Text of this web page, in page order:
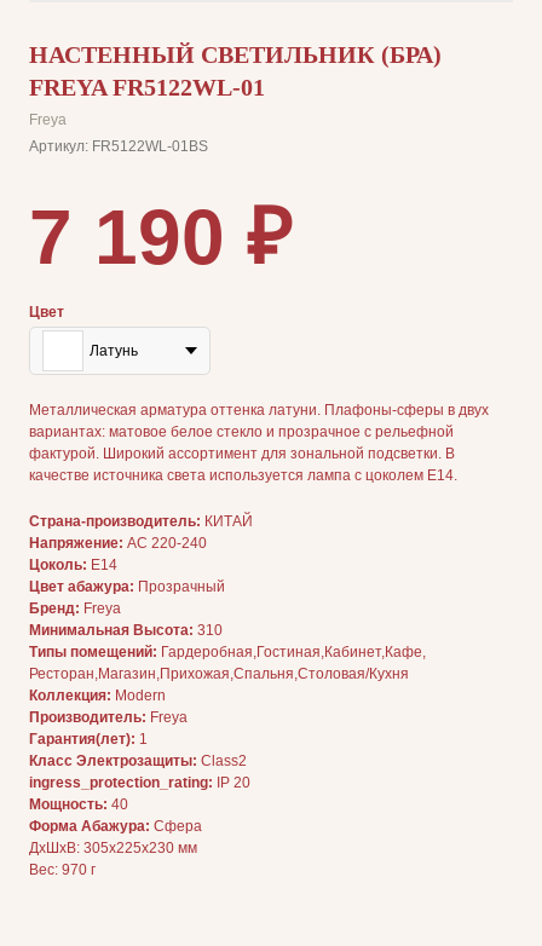
НАСТЕННЫЙ СВЕТИЛЬНИК (БРА)
FREYA FR5122WL-01
Freya
Артикул: FR5122WL-01BS
7 190 ₽
Цвет
Латунь
Металлическая арматура оттенка латуни. Плафоны-сферы в двух
вариантах: матовое белое стекло и прозрачное с рельефной
фактурой. Широкий ассортимент для зональной подсветки. В
качестве источника света используется лампа с цоколем Е14.
Страна-производитель: КИТАЙ
Напряжение: AC 220-240
Цоколь: E14
Цвет абажура: Прозрачный
Бренд: Freya
Минимальная Высота: 310
Типы помещений: Гардеробная,Гостиная,Кабинет,Кафе,
Ресторан,Магазин,Прихожая,Спальня,Столовая/Кухня
Коллекция: Modern
Производитель: Freya
Гарантия(лет): 1
Класс Электрозащиты: Class2
ingress_protection_rating: IP 20
Мощность: 40
Форма Абажура: Сфера
ДxШxВ: 305x225x230 мм
Вес: 970 г
ДОКУМЕНТАЦИЯ
О нас
Сотрудничество
Контакты